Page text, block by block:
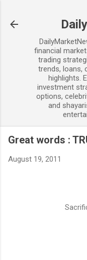
financial
trading
trends, loans,
highlights.
investment
options,
and
Great words :
August 19, 2011